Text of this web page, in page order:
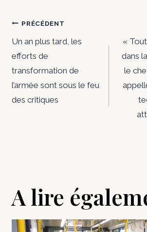
Navigation
de
l’article
PRÉCÉDENT
Un an plus tard, les
efforts de
transformation de
l’armée sont sous le feu
des critiques
«
dans
le
A lire